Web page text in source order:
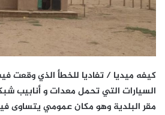
كيفه ميديا / تفاديا للخطأ الذي وقعت
السيارات التي تحمل معدات و أنابيب
مقر البلدية وهو مكان عمومي يتساوى